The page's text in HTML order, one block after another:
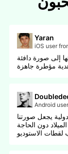
Yaran
iOS user
إلى صورة دافئة
Android
يجعل صورتنا
دون الحاجة